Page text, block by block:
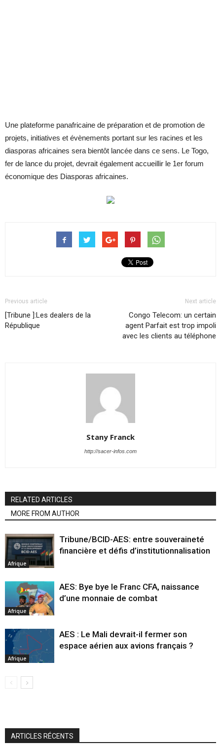
Une plateforme panafricaine de préparation et de promotion de
projets, initiatives et évènements portant sur les racines et les
diasporas africaines sera bientôt lancée dans ce sens. Le Togo,
fer de lance du projet, devrait également accueillir le 1er forum
économique des Diasporas africaines.
Previous article
[Tribune ]:Les dealers de la
République
Next article
Congo Telecom: un certain
agent Parfait est trop impoli
avec les clients au téléphone
Stany Franck
http://sacer-infos.com
RELATED ARTICLES
MORE FROM AUTHOR
Afrique
Tribune/BCID-AES: entre souveraineté
financière et défis d’institutionnalisation
Afrique
AES: Bye bye le Franc CFA, naissance
d’une monnaie de combat
Afrique
AES : Le Mali devrait-il fermer son
espace aérien aux avions français ?
ARTICLES RÉCENTS